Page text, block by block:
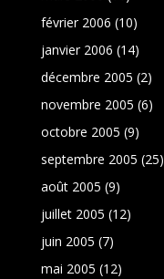
février 2006 (10)
janvier 2006 (14)
décembre 2005 (2)
novembre 2005 (6)
octobre 2005 (9)
septembre 2005 (25)
août 2005 (9)
juillet 2005 (12)
juin 2005 (7)
mai 2005 (12)